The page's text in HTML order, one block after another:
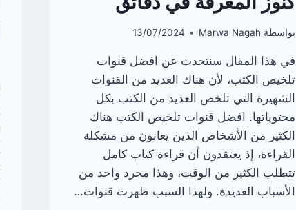
بواسطة Marwa Nagah
13/07/2024
في هذا المقال سنتحدث عن افضل قنوات
تلخيص الكتب، لأن هناك العديد من القنوات
الشهيرة التي تلخص العديد من الكتب بكل
محتوياتها. افضل قنوات تلخيص الكتب هناك
الكثير من الأشخاص الذين يعانون من مشكلة
القراءة، إذ يعتقدون أن قراءة كتاب كامل
تتطلب الكثير من الوقت، وهذا مجرد واحد من
الأسباب العديدة. ولهذا السبب ظهرت قنوات…